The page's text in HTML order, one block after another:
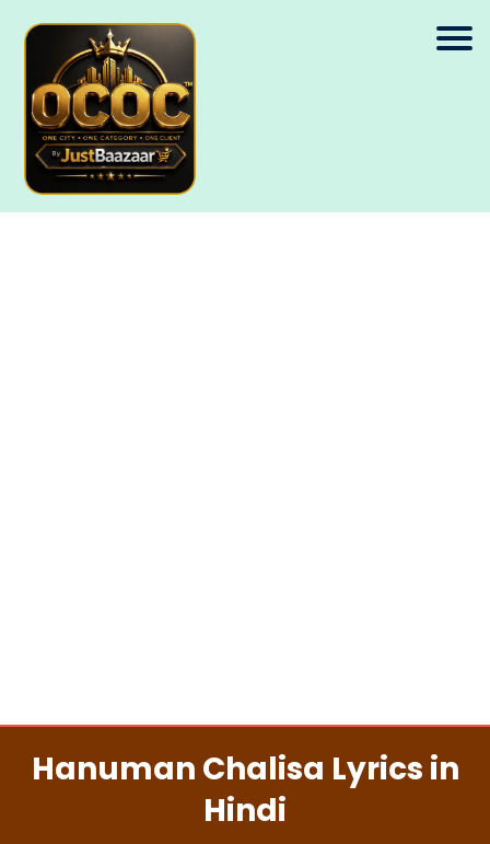
Hanuman Chalisa Lyrics in
Hindi